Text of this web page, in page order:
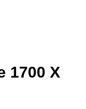
1700 X